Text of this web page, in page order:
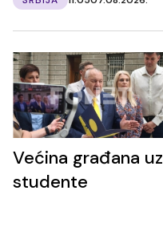
Većina građana uz
studente